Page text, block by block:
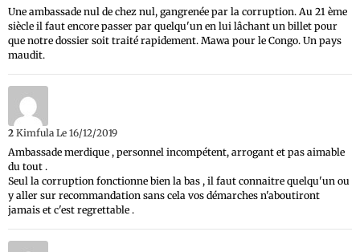
Une ambassade nul de chez nul, gangrenée par la corruption. Au 21 ème
siècle il faut encore passer par quelqu'un en lui lâchant un billet pour
que notre dossier soit traité rapidement. Mawa pour le Congo. Un pays
maudit.
2 Kimfula Le 16/12/2019
Ambassade merdique , personnel incompétent, arrogant et pas aimable
du tout .
Seul la corruption fonctionne bien la bas , il faut connaitre quelqu'un ou
y aller sur recommandation sans cela vos démarches n'aboutiront
jamais et c'est regrettable .